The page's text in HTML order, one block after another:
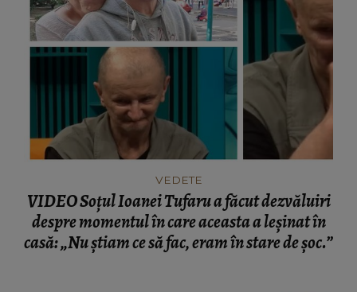
VEDETE
VIDEO Soțul Ioanei Tufaru a făcut dezvăluiri
despre momentul în care aceasta a leșinat în
casă: „Nu știam ce să fac, eram în stare de șoc.”